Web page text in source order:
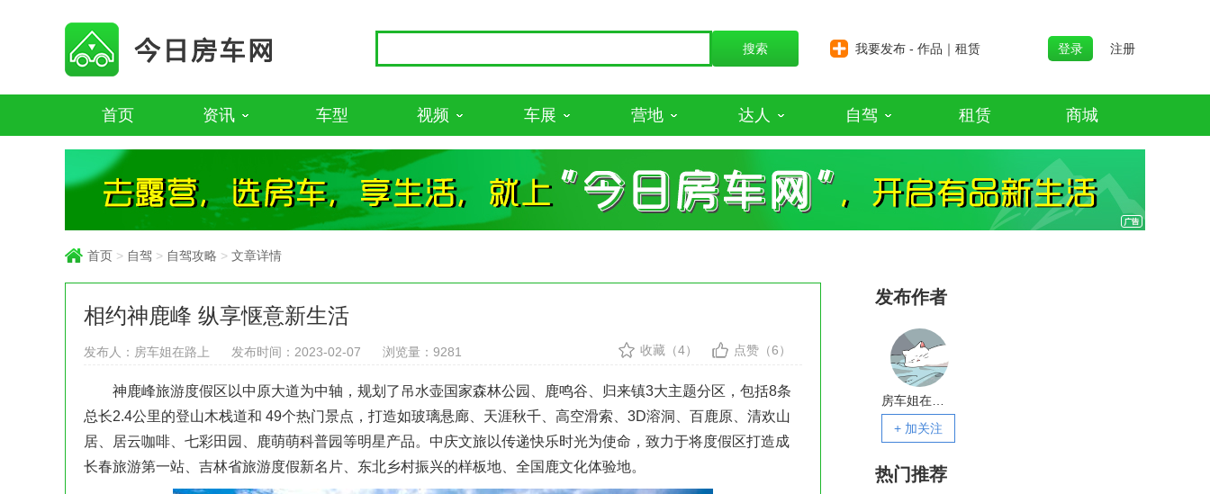
我要发布 - 作品｜租赁 注册
登录
首页 资讯 车型 视频 车展 营地 达人 自驾 租赁 商城
首页 > 自驾 > 自驾攻略 > 文章详情
相约神鹿峰 纵享惬意新生活
发布人： 房车姐在路上 发布时间：2023-02-07 浏览量：9281 点赞（6）
收藏（4）
神鹿峰旅游度假区以中原大道为中轴，规划了吊水壶国家森林公园、鹿鸣谷、归来镇3大主题分区，包括8条
总长2.4公里的登山木栈道和 49个热门景点，打造如玻璃悬廊、天涯秋千、高空滑索、3D溶洞、百鹿原、清欢山
居、居云咖啡、七彩田园、鹿萌萌科普园等明星产品。中庆文旅以传递快乐时光为使命，致力于将度假区打造成
长春旅游第一站、吉林省旅游度假新名片、东北乡村振兴的样板地、全国鹿文化体验地。
发布作者
+ 加关注
热门推荐